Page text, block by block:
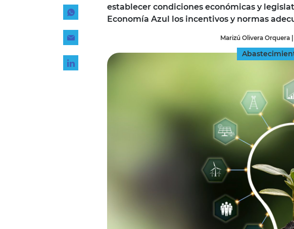
Tecnología
establecer condiciones económicas y
Economía Azul los incentivos y normas
Marizú Olivera Orquera|